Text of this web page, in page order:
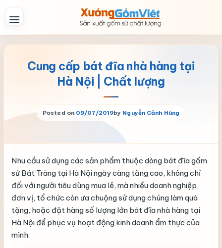
Cung cấp bát đĩa nhà hàng tại
Hà Nội | Chất lượng
Posted on 09/07/2019by Nguyễn Cảnh Hùng
Nhu cầu sử dụng các sản phẩm thuộc dòng bát đĩa gốm
sứ Bát Tràng tại Hà Nội ngày càng tăng cao, không chỉ
đối với người tiêu dùng mua lẻ, mà nhiều doanh nghiệp,
đơn vị, tổ chức còn ưa chuộng sử dụng chúng làm quà
tặng, hoặc đặt hàng số lượng lớn bát đĩa nhà hàng tại
Hà Nội để phục vụ hoạt động kinh doanh ẩm thực của
mình.